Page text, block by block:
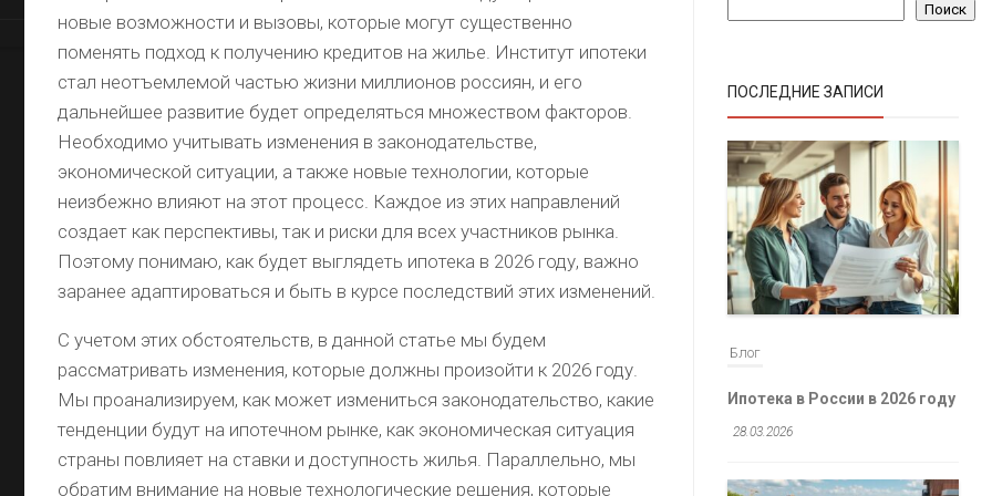
новые
условия!
Можно
ли
говорить
банку,
что
работаешь
Узнайте,
как
это
на
кредитный
рейтинг!
Что
выгоднее:
брать
новые возможности и вызовы, которые могут существенно
поменять подход к получению кредитов на жилье. Институт ипотеки
стал неотъемлемой частью жизни миллионов россиян, и его
дальнейшее развитие будет определяться множеством факторов.
Необходимо учитывать изменения в законодательстве,
экономической ситуации, а также новые технологии, которые
неизбежно влияют на этот процесс. Каждое из этих направлений
создает как перспективы, так и риски для всех участников рынка.
Поэтому понимаю, как будет выглядеть ипотека в 2026 году, важно
заранее адаптироваться и быть в курсе последствий этих изменений.
С учетом этих обстоятельств, в данной статье мы будем
рассматривать изменения, которые должны произойти к 2026 году.
Мы проанализируем, как может измениться законодательство, какие
тенденции будут на ипотечном рынке, как экономическая ситуация
страны повлияет на ставки и доступность жилья. Параллельно, мы
обратим внимание на новые технологические решения, которые
Поиск
ПОСЛЕДНИЕ ЗАПИСИ
Блог
Ипотека в России в 2026 году
28.03.2026